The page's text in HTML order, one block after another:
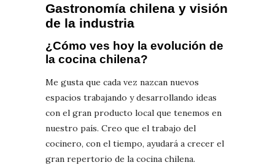
Gastronomía chilena y visión
de la industria
¿Cómo ves hoy la evolución de
la cocina chilena?
Me gusta que cada vez nazcan nuevos
espacios trabajando y desarrollando ideas
con el gran producto local que tenemos en
nuestro país. Creo que el trabajo del
cocinero, con el tiempo, ayudará a crecer el
gran repertorio de la cocina chilena.